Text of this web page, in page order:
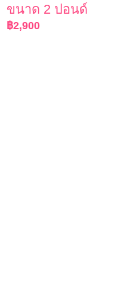
ขนาด 2 ปอนด์
฿2,900